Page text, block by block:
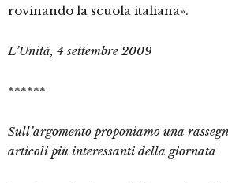
rovinando la scuola italiana».
L’Unità, 4 settembre 2009
******
Sull’argomento proponiamo una
articoli più interessanti della giornata